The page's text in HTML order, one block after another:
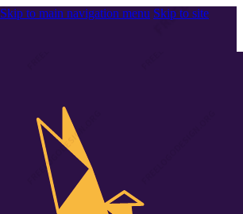
Skip to main navigation menu Skip to site